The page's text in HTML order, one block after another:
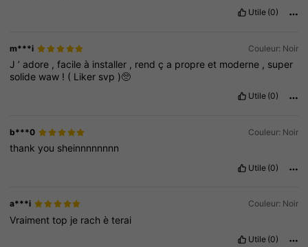
Utile (0)
m***i Couleur: Noir
J’ adore ,facile à installer , rendç a propreet moderne , super
solidewaw ! ( Liker svp )🥺
Utile (0)
b***0 Couleur: Noir
thankyou sheinnnnnnnn
Utile (0)
a***i Couleur: Noir
Vraimenttop je rachèterai
Utile (0)